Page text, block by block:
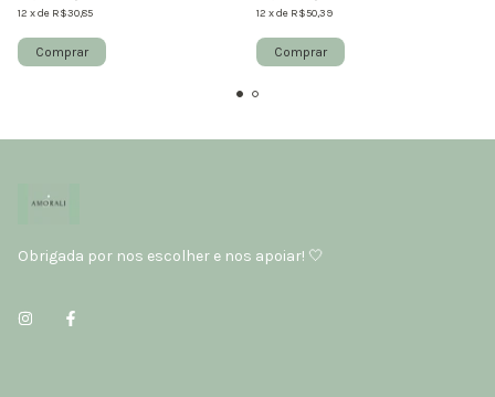
12 xde R$30,85
Comprar
12 xde R$50,39
Comprar
Obrigada por nos escolher e nos apoiar! 🤍